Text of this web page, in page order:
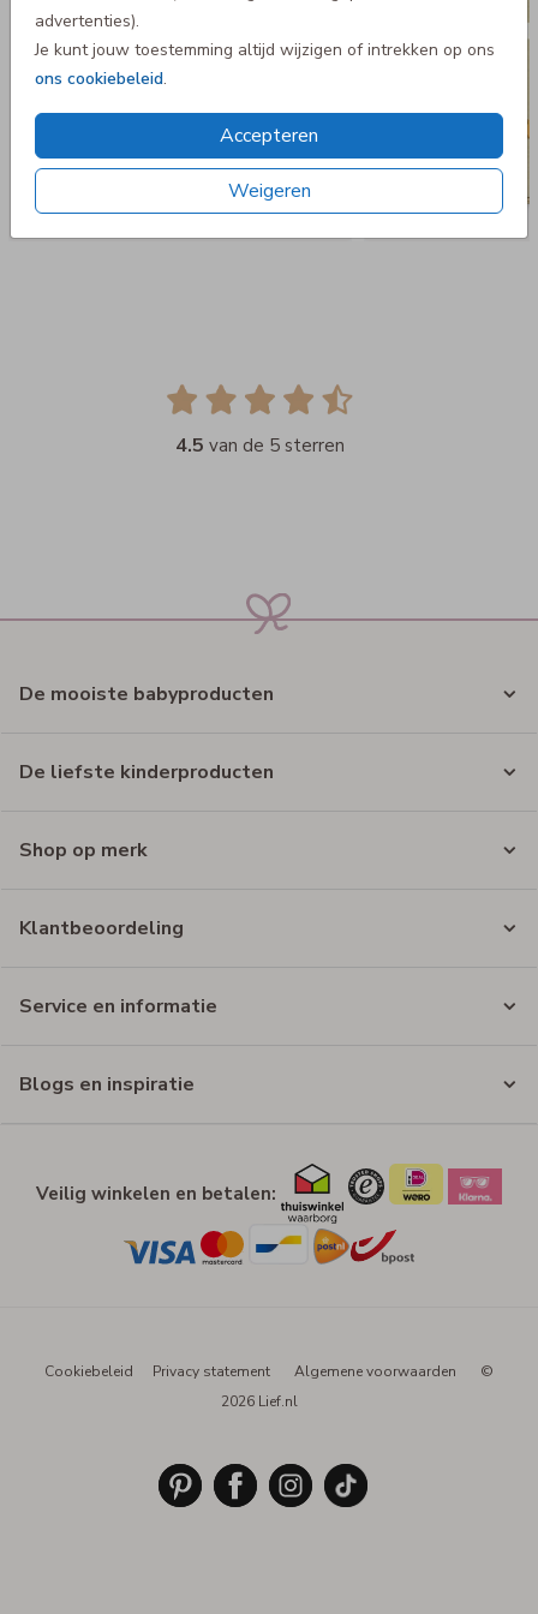
advertenties).
Je kunt jouw toestemming altijd wijzigen of intrekken op ons
ons cookiebeleid.
Accepteren
Weigeren
4.5 van de 5 sterren
De mooiste babyproducten
De liefste kinderproducten
Shop op merk
Klantbeoordeling
Service en informatie
Blogs en inspiratie
Veilig winkelen en betalen:
Cookiebeleid Privacy statement Algemene voorwaarden
©
2026 Lief.nl